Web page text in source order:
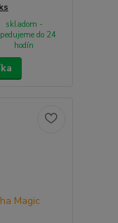
skladom -
do 24
hodín